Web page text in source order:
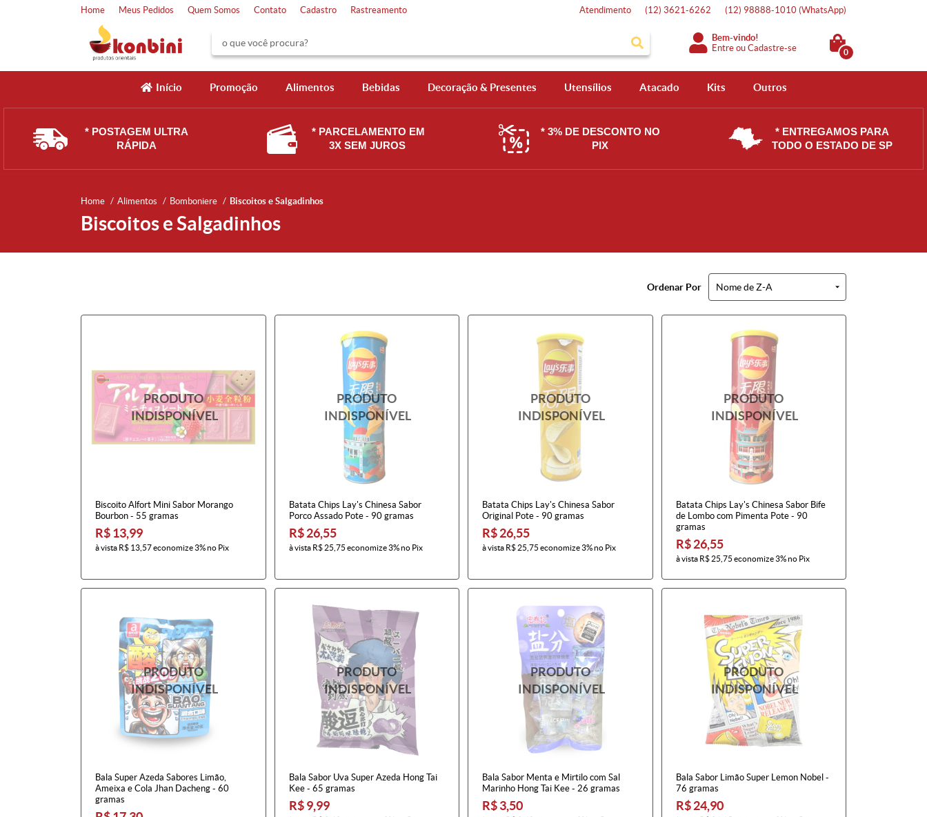
Home Meus Pedidos Quem Somos Contato Cadastro Rastreamento Atendimento (12) 3621-6262 (12) 98888-1010 (WhatsApp)
Bem-vindo!
Entre ouCadastre-se 0
Início Promoção Alimentos Bebidas Decoração & Presentes Utensílios Atacado Kits Outros
* POSTAGEM ULTRA
RÁPIDA
* PARCELAMENTO EM
3X SEM JUROS
* 3% DE DESCONTO NO
PIX
* ENTREGAMOS PARA
TODO O ESTADO DE SP
Home Alimentos Bomboniere Biscoitos e Salgadinhos
Biscoitos e Salgadinhos
Ordenar Por Nome de Z-A
Biscoito Alfort Mini Sabor Morango
Bourbon - 55 gramas
R$ 13,99
à vista R$ 13,57economize3%no Pix
Batata Chips Lay's Chinesa Sabor
Porco Assado Pote - 90 gramas
R$ 26,55
à vista R$ 25,75 economize3%no Pix
Batata Chips Lay's Chinesa Sabor
Original Pote - 90 gramas
R$ 26,55
à vista R$ 25,75 economize3%no Pix
Batata Chips Lay's Chinesa Sabor Bife
de Lombo com Pimenta Pote - 90
gramas
R$ 26,55
à vista R$ 25,75 economize3%no Pix
Bala Super Azeda Sabores Limão,
Ameixa e Cola Jhan Dacheng - 60
gramas
Bala Sabor Uva Super Azeda Hong Tai
Kee - 65 gramas
R$ 9,99
Bala Sabor Menta e Mirtilo com Sal
Marinho Hong Tai Kee - 26 gramas
R$ 3,50
Bala Sabor Limão Super Lemon Nobel -
76 gramas
R$ 24,90